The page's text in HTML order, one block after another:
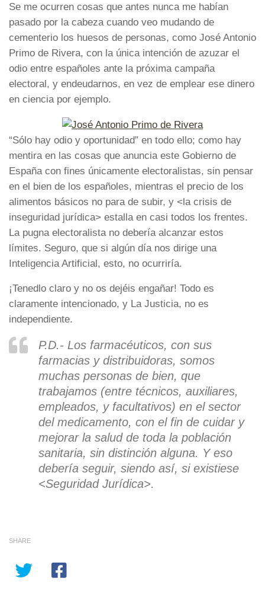
Se me ocurren cosas que antes nunca me habían
pasado por la cabeza cuando veo mudando de
cementerio los huesos de personas, como José Antonio
Primo de Rivera, con la única intención de azuzar el
odio entre españoles ante la próxima campaña
electoral, y endeudarnos, en vez de emplear ese dinero
en ciencia por ejemplo.
“Sólo hay odio y oportunidad” en todo ello; como hay
mentira en las cosas que anuncia este Gobierno de
España con fines únicamente electoralistas, sin pensar
en el bien de los españoles, mientras el precio de los
alimentos básicos no para de subir, y <la crisis de
inseguridad jurídica> estalla en casi todos los frentes.
La pugna electoralista no debería alcanzar estos
límites. Seguro, que si algún día nos dirige una
Inteligencia Artificial, esto, no ocurriría.
¡Tenedlo claro y no os dejéis engañar! Todo es
claramente intencionado, y La Justicia, no es
independiente.
P.D.- Los farmacéuticos, con sus
farmacias y distribuidoras, somos
muchas personas de bien, que
trabajamos (entre técnicos, auxiliares,
empleados, y facultativos) en el sector
del medicamento, con el fin de cuidar y
mejorar la salud de toda la población
sanitaria, sin distinción alguna. Y eso
debería seguir, siendo así, si existiese
<Seguridad Jurídica>.
SHARE